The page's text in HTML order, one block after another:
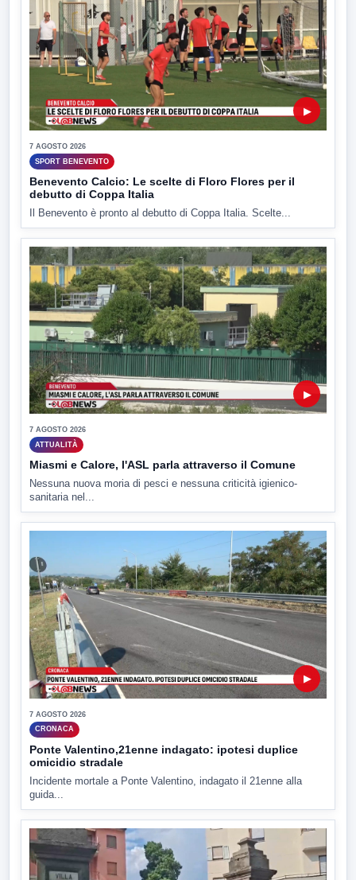
▶
7 AGOSTO 2026
SPORT BENEVENTO
Benevento Calcio: Le scelte di Floro Flores per il
debutto di Coppa Italia
Il Benevento è pronto al debutto di Coppa Italia. Scelte...
▶
7 AGOSTO 2026
ATTUALITÀ
Miasmi e Calore, l'ASL parla attraverso il Comune
Nessuna nuova moria di pesci e nessuna criticità igienico-
sanitaria nel...
▶
7 AGOSTO 2026
CRONACA
Ponte Valentino,21enne indagato: ipotesi duplice
omicidio stradale
Incidente mortale a Ponte Valentino, indagato il 21enne alla
guida...